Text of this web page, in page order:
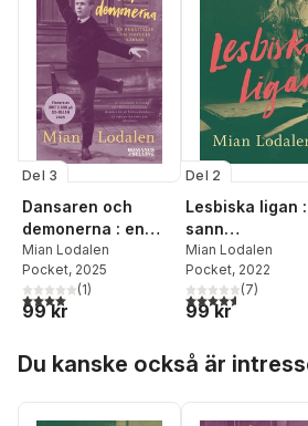
Del 3
Dansaren och
demonerna : en
berättelse om
omöjlig kärlek
Mian Lodalen
Pocket, 2025
4,0utav 5 stjärnor. Totalt antal röster:
(1)
99 kr
Del 2
Lesbiska ligan
sann
kriminalhistoria
Mian Lodalen
Pocket, 2022
4,6utav 5 stjärnor.
(7)
99 kr
Du kanske också är